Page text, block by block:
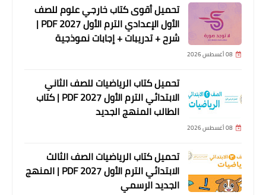
تحميل أقوى كتاب خارجي علوم للصف
الأول الإعدادي الترم الأول 2027 PDF |
شرح + تدريبات + إجابات نموذجية
08 أغسطس 2026
تحميل كتاب الرياضيات للصف الثاني
الابتدائي الترم الأول 2027 PDF | كتاب
الطالب المنهج الجديد
08 أغسطس 2026
تحميل كتاب الرياضيات الصف الثالث
الابتدائي الترم الأول 2027 PDF | المنهج
الجديد الرسمي